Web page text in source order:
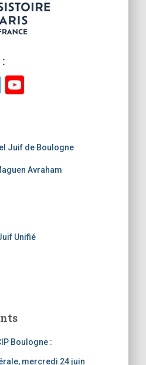
T
er T
u
b
h
Juif de Boulogne
Avraham
Unifié
Boulogne :
mercredi 24 juin